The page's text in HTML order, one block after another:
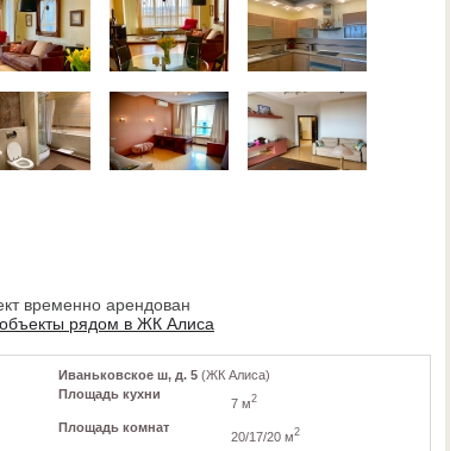
временно арендован
рядом в ЖК Алиса
Иваньковское ш, д. 5 (ЖК Алиса)
Площадь кухни
7 м2
Площадь комнат
20/17/20 м2